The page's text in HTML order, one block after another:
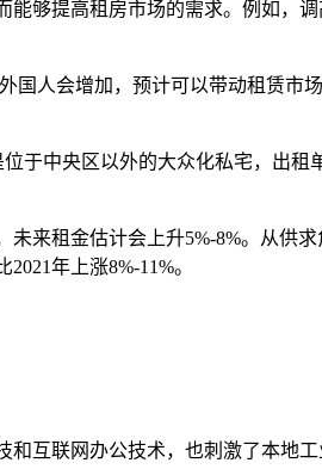
够提高租房市场的需求。例如，
人会增加，预计可以带动租赁市
于中央区以外的大众化私宅，出
来租金估计会上升5%-8%。从供
年上涨8%-11%。
互联网办公技术，也刺激了本地工